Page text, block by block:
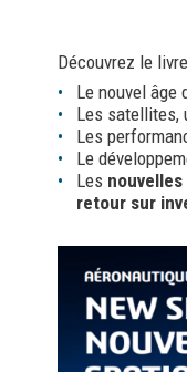
Découvrez le
Le nouvel âge
Les satellites,
Les
Le
Les
retour sur